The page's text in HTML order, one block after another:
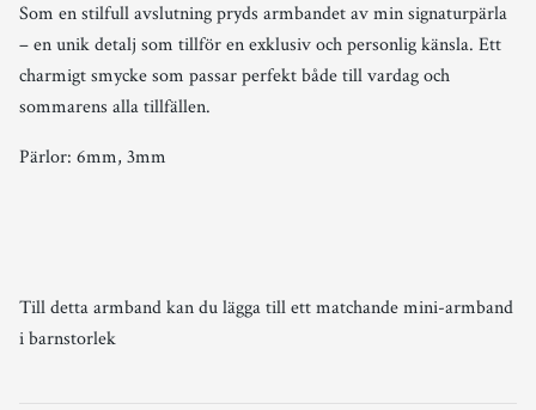
Som en stilfull avslutning pryds armbandet av min signaturpärla
– en unik detalj som tillför en exklusiv och personlig känsla. Ett
charmigt smycke som passar perfekt både till vardag och
sommarens alla tillfällen.
Pärlor: 6mm, 3mm
Till detta armband kan du lägga till ett matchande mini-armband
i barnstorlek